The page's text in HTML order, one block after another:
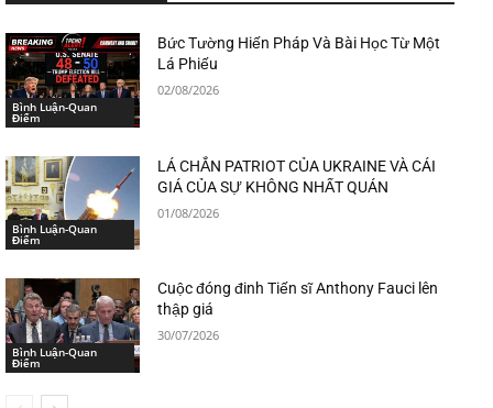
Bình Luận-Quan
Điểm
Bức Tường Hiến Pháp Và Bài Học Từ Một
Lá Phiếu
02/08/2026
Bình Luận-Quan
Điểm
LÁ CHẮN PATRIOT CỦA UKRAINE VÀ CÁI
GIÁ CỦA SỰ KHÔNG NHẤT QUÁN
01/08/2026
Bình Luận-Quan
Điểm
Cuộc đóng đinh Tiến sĩ Anthony Fauci lên
thập giá
30/07/2026